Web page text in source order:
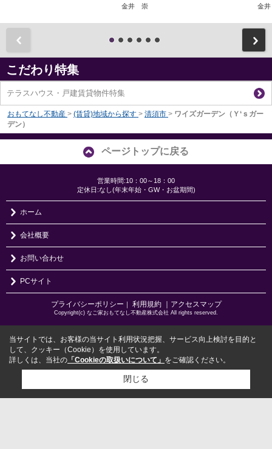
金井 崇 金
こだわり特集
テラスハウス・戸建賃貸物件特集
おもてなし不動産 > (賃貸)地域から探す > 清須市 > ワイズガーデン（Ｙ‘ｓガー
デン）
ページトップに戻る
営業時間:10：00～18：00
定休日:なし(年末年始・GW・お盆期間)
ホーム
会社概要
お問い合わせ
PCサイト
プライバシーポリシー 利用規約 ｜アクセスマップ
Copyright(c) なご家おもてなし不動産株式会社 All rights reserved.
当サイトでは、お客様の当サイト利用状況把握、サービス向上検討を目的と
して、クッキー（Cookie）を使用しています。
詳しくは、当社の 「Cookieの取扱いについて」 をご確認ください。
閉じる